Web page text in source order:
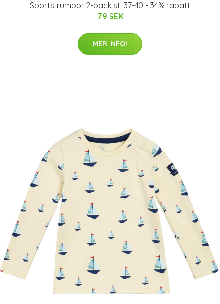
Sportstrumpor 2-pack stl 37-40 - 34% rabatt
79 SEK
MER INFO!